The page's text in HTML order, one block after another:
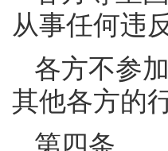
从事任何违
各方不参
其他各方的
第四条